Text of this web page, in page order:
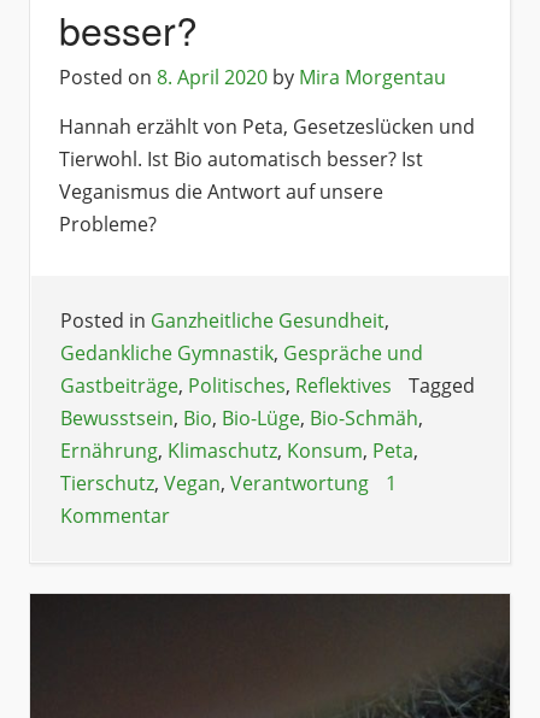
besser?
Posted on 8. April 2020 by Mira Morgentau
Hannah erzählt von Peta, Gesetzeslücken und
Tierwohl. Ist Bio automatisch besser? Ist
Veganismus die Antwort auf unsere
Probleme?
Posted in Ganzheitliche Gesundheit,
Gedankliche Gymnastik, Gespräche und
Gastbeiträge, Politisches, Reflektives
Tagged
Bewusstsein, Bio, Bio-Lüge, Bio-Schmäh,
Ernährung, Klimaschutz, Konsum, Peta,
Tierschutz, Vegan, Verantwortung
1
Kommentar